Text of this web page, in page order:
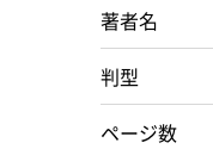
著者名
判型
ページ数